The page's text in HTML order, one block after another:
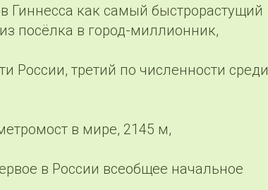
Гиннесса как самый быстрорастущий
посёлка в город-миллионник,
России, третий по численности среди
в мире, 2145 м,
в России всеобщее начальное